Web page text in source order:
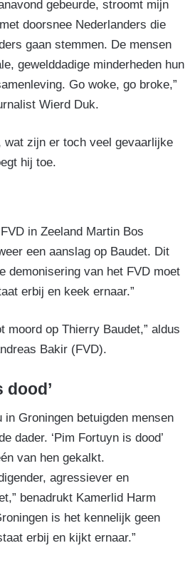
gebeurde, stroomt mijn
doorsnee Nederlanders die
gaan stemmen. De mensen
gewelddadige minderheden hun
Go woke, go broke,”
Wierd Duk.
wat zijn er toch veel gevaarlijke
hij toe.
in Zeeland Martin Bos
een aanslag op Baudet. Dit
demonisering van het FVD moet
erbij en keek ernaar.”
moord op Thierry Baudet,” aldus
Bakir (FVD).
dood’
in Groningen betuigden mensen
dader. ‘Pim Fortuyn is dood’
van hen gekalkt.
agressiever en
benadrukt Kamerlid Harm
is het kennelijk geen
erbij en kijkt ernaar.”